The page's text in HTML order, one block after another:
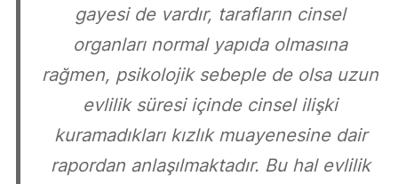
gayesi de vardır, tarafların cinsel
organları normal yapıda olmasına
rağmen, psikolojik sebeple de olsa uzun
evlilik süresi içinde cinsel ilişki
kuramadıkları kızlık muayenesine dair
rapordan anlaşılmaktadır. Bu hal evlilik